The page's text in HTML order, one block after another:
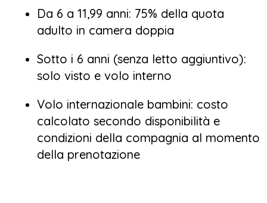
Da 6 a 11,99 anni: 75% della quota
adulto in camera doppia
Sotto i 6 anni (senza letto aggiuntivo):
solo visto e volo interno
Volo internazionale bambini: costo
calcolato secondo disponibilità e
condizioni della compagnia al momento
della prenotazione